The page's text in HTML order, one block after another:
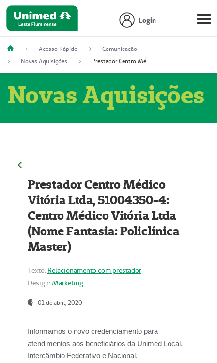
Login
Acesso Rápido
Comunicação
Novas Aquisições
Prestador Centro Médico Vitória Ltda, 51004350-4: Centro Médico Vitória Ltda (Nome Fantasia: Policlínica Master)
Novas Aquisições
Prestador Centro Médico
Vitória Ltda, 51004350-4:
Centro Médico Vitória Ltda
(Nome Fantasia: Policlínica
Master)
Texto: Relacionamento com prestador
Design: Marketing
01 de abril, 2020
Informamos o novo credenciamento para
atendimentos aos beneficiários da Unimed Local,
Intercâmbio Federativo e Nacional.